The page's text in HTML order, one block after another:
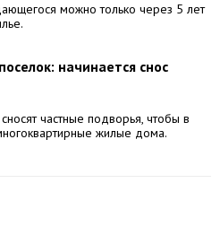
можно только через 5 лет
начинается снос
частные подворья, чтобы в
жилые дома.